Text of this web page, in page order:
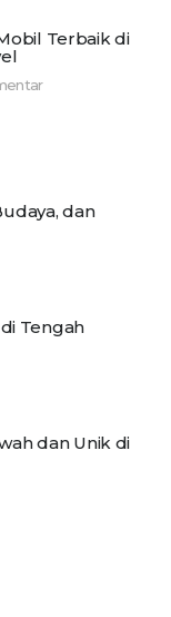
Terbaik di
dan
Tengah
dan Unik di